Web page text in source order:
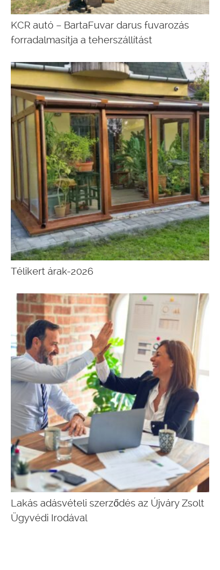
KCR autó – BartaFuvar darus fuvarozás
forradalmasítja a teherszállítást
Télikert árak-2026
Lakás adásvételi szerződés az Újváry Zsolt
Ügyvédi Irodával